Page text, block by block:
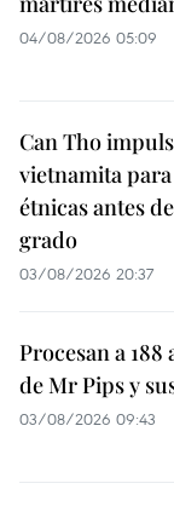
04/08/2026 05:09
Can Tho
vietnamita
étnicas antes
grado
03/08/2026 20:37
Procesan a 188
de Mr Pips y
03/08/2026 09:43